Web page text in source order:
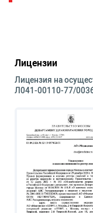
Лицензии
Лицензия на
Л041-00110-77/